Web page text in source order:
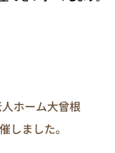
ホーム大曾根
しました。